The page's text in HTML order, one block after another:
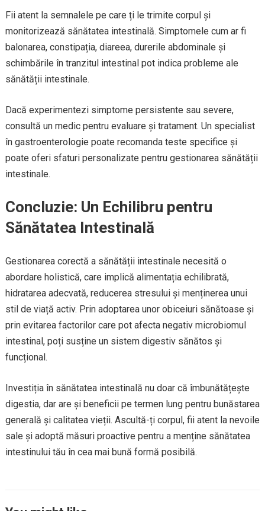
Fii atent la semnalele pe care ți le trimite corpul și
monitorizează sănătatea intestinală. Simptomele cum ar fi
balonarea, constipația, diareea, durerile abdominale și
schimbările în tranzitul intestinal pot indica probleme ale
sănătății intestinale.
Dacă experimentezi simptome persistente sau severe,
consultă un medic pentru evaluare și tratament. Un specialist
în gastroenterologie poate recomanda teste specifice și
poate oferi sfaturi personalizate pentru gestionarea sănătății
intestinale.
Concluzie: Un Echilibru pentru
Sănătatea Intestinală
Gestionarea corectă a sănătății intestinale necesită o
abordare holistică, care implică alimentația echilibrată,
hidratarea adecvată, reducerea stresului și menținerea unui
stil de viață activ. Prin adoptarea unor obiceiuri sănătoase și
prin evitarea factorilor care pot afecta negativ microbiomul
intestinal, poți susține un sistem digestiv sănătos și
funcțional.
Investiția în sănătatea intestinală nu doar că îmbunătățește
digestia, dar are și beneficii pe termen lung pentru bunăstarea
generală și calitatea vieții. Ascultă-ți corpul, fii atent la nevoile
sale și adoptă măsuri proactive pentru a menține sănătatea
intestinului tău în cea mai bună formă posibilă.